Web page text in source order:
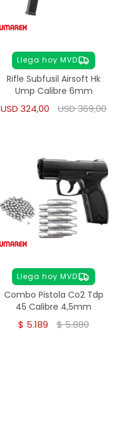
Llega hoy MVD
Rifle Subfusil Airsoft Hk
Ump Calibre 6mm
USD 324,00 USD369,00
Llega hoy MVD
Combo Pistola Co2 Tdp
45 Calibre 4,5mm
$ 5.189 $5.880